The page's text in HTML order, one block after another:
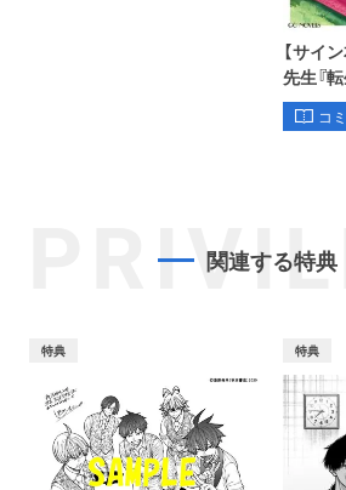
【サイ
先生『
コ
関連する特典
特典 特典